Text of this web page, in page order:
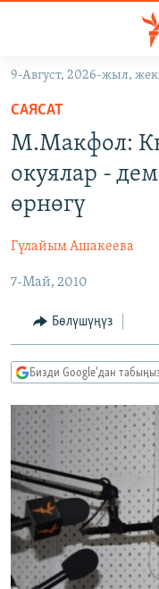
Навигацияга
өтүңүз
Издөөгө
салыңыз
КЫРГЫЗСТАН
КЫРГЫЗСТАН
УКРАИНА
ТВ ПРОГРАММАЛАР
БҮГҮН АЗАТТЫКТА
ЭКСПЕРТТЕР ТАЛДАЙТ
ДАНИСТЕ
ЭЖЕ-СИҢДИЛЕР
АЗАТТЫК+
ЫҢГАЙСЫЗ СУРООЛОР
ПОДКАСТ
ӨЗГӨЧӨ ПИКИР
Русский
ОНЛАЙН ШЕРИНЕ
ЭЕ/АРнун бардык
9-Август, 2026-жыл,
САЯСАТ
М.Макфол:
окуялар -
өрнөгү
Гүлайым Ашакеева
7-Май, 2010
Бөлүшүңүз
Бизди Google'дан